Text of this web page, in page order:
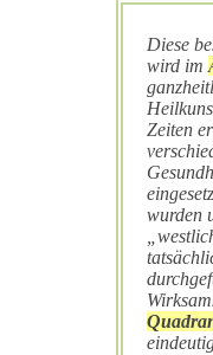
Diese
wird im
Zeiten
wurden